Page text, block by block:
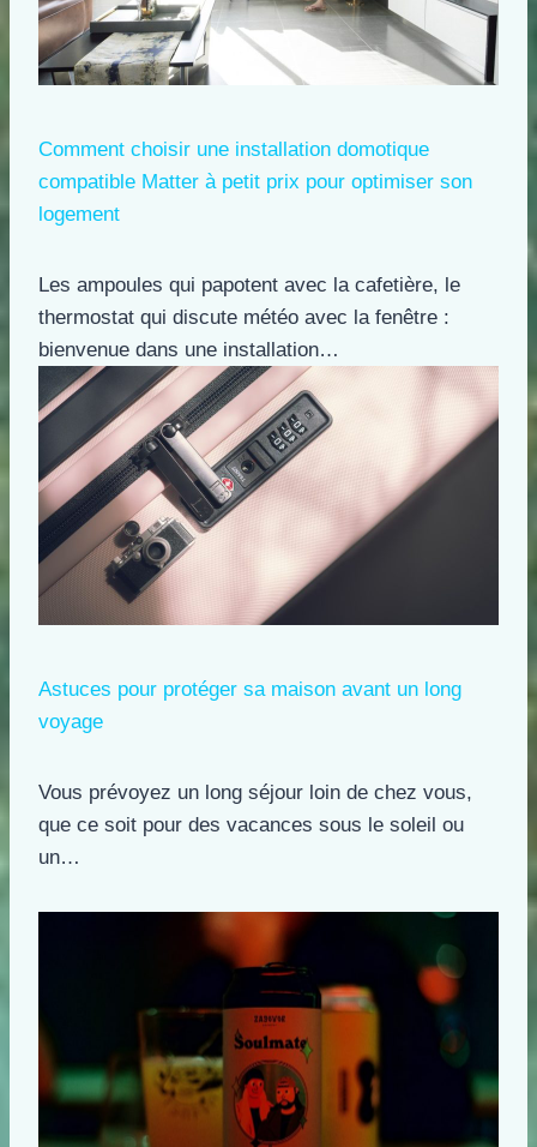
Comment choisir une installation domotique
compatible Matter à petit prix pour optimiser son
logement
Les ampoules qui papotent avec la cafetière, le
thermostat qui discute météo avec la fenêtre :
bienvenue dans une installation…
Astuces pour protéger sa maison avant un long
voyage
Vous prévoyez un long séjour loin de chez vous,
que ce soit pour des vacances sous le soleil ou
un…